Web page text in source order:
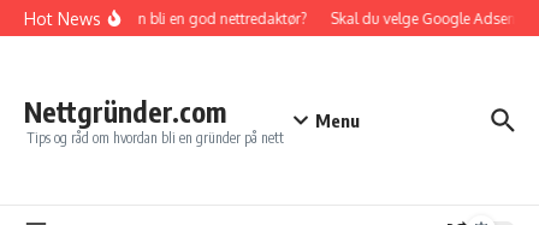
Gå til innhold
Hot NewsHvordan bli en god nettredaktør? Skal du velge Google Adsense
Nettgründer.com
Tips og råd om hvordan bli en gründer på nett
Menu